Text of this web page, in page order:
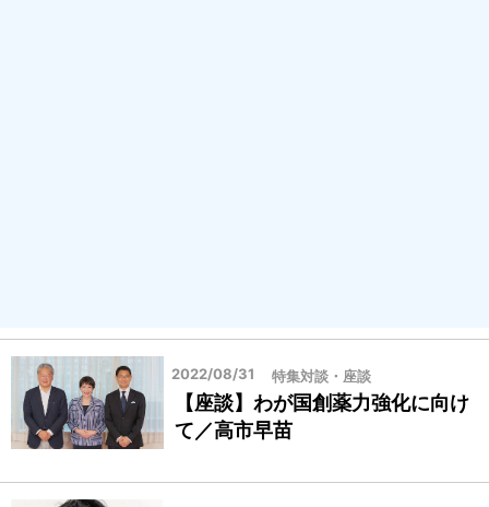
2022/08/31 特集対談・座談
【座談】わが国創薬力強化に向け
て／高市早苗